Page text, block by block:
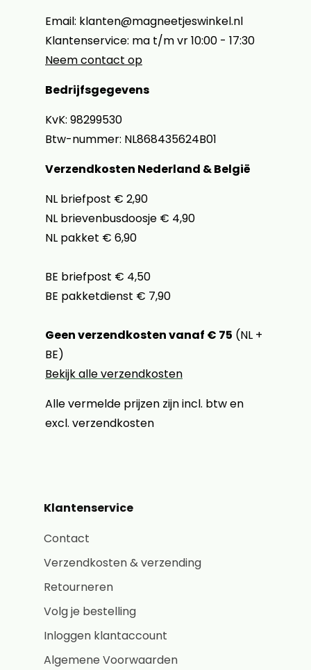
Email: klanten@magneetjeswinkel.nl
Klantenservice: ma t/m vr 10:00 - 17:30
Neem contact op
Bedrijfsgegevens
KvK: 98299530
Btw-nummer: NL868435624B01
Verzendkosten Nederland & België
NL briefpost € 2,90
NL brievenbusdoosje € 4,90
NL pakket € 6,90
BE briefpost € 4,50
BE pakketdienst € 7,90
Geen verzendkosten vanaf € 75 (NL +
BE)
Bekijk alle verzendkosten
Alle vermelde prijzen zijn incl. btw en
excl. verzendkosten
Klantenservice
Contact
Verzendkosten & verzending
Retourneren
Volg je bestelling
Inloggen klantaccount
Algemene Voorwaarden